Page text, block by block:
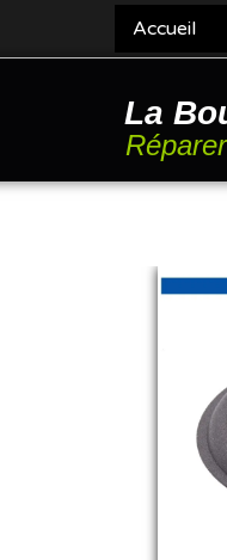
Accueil
La